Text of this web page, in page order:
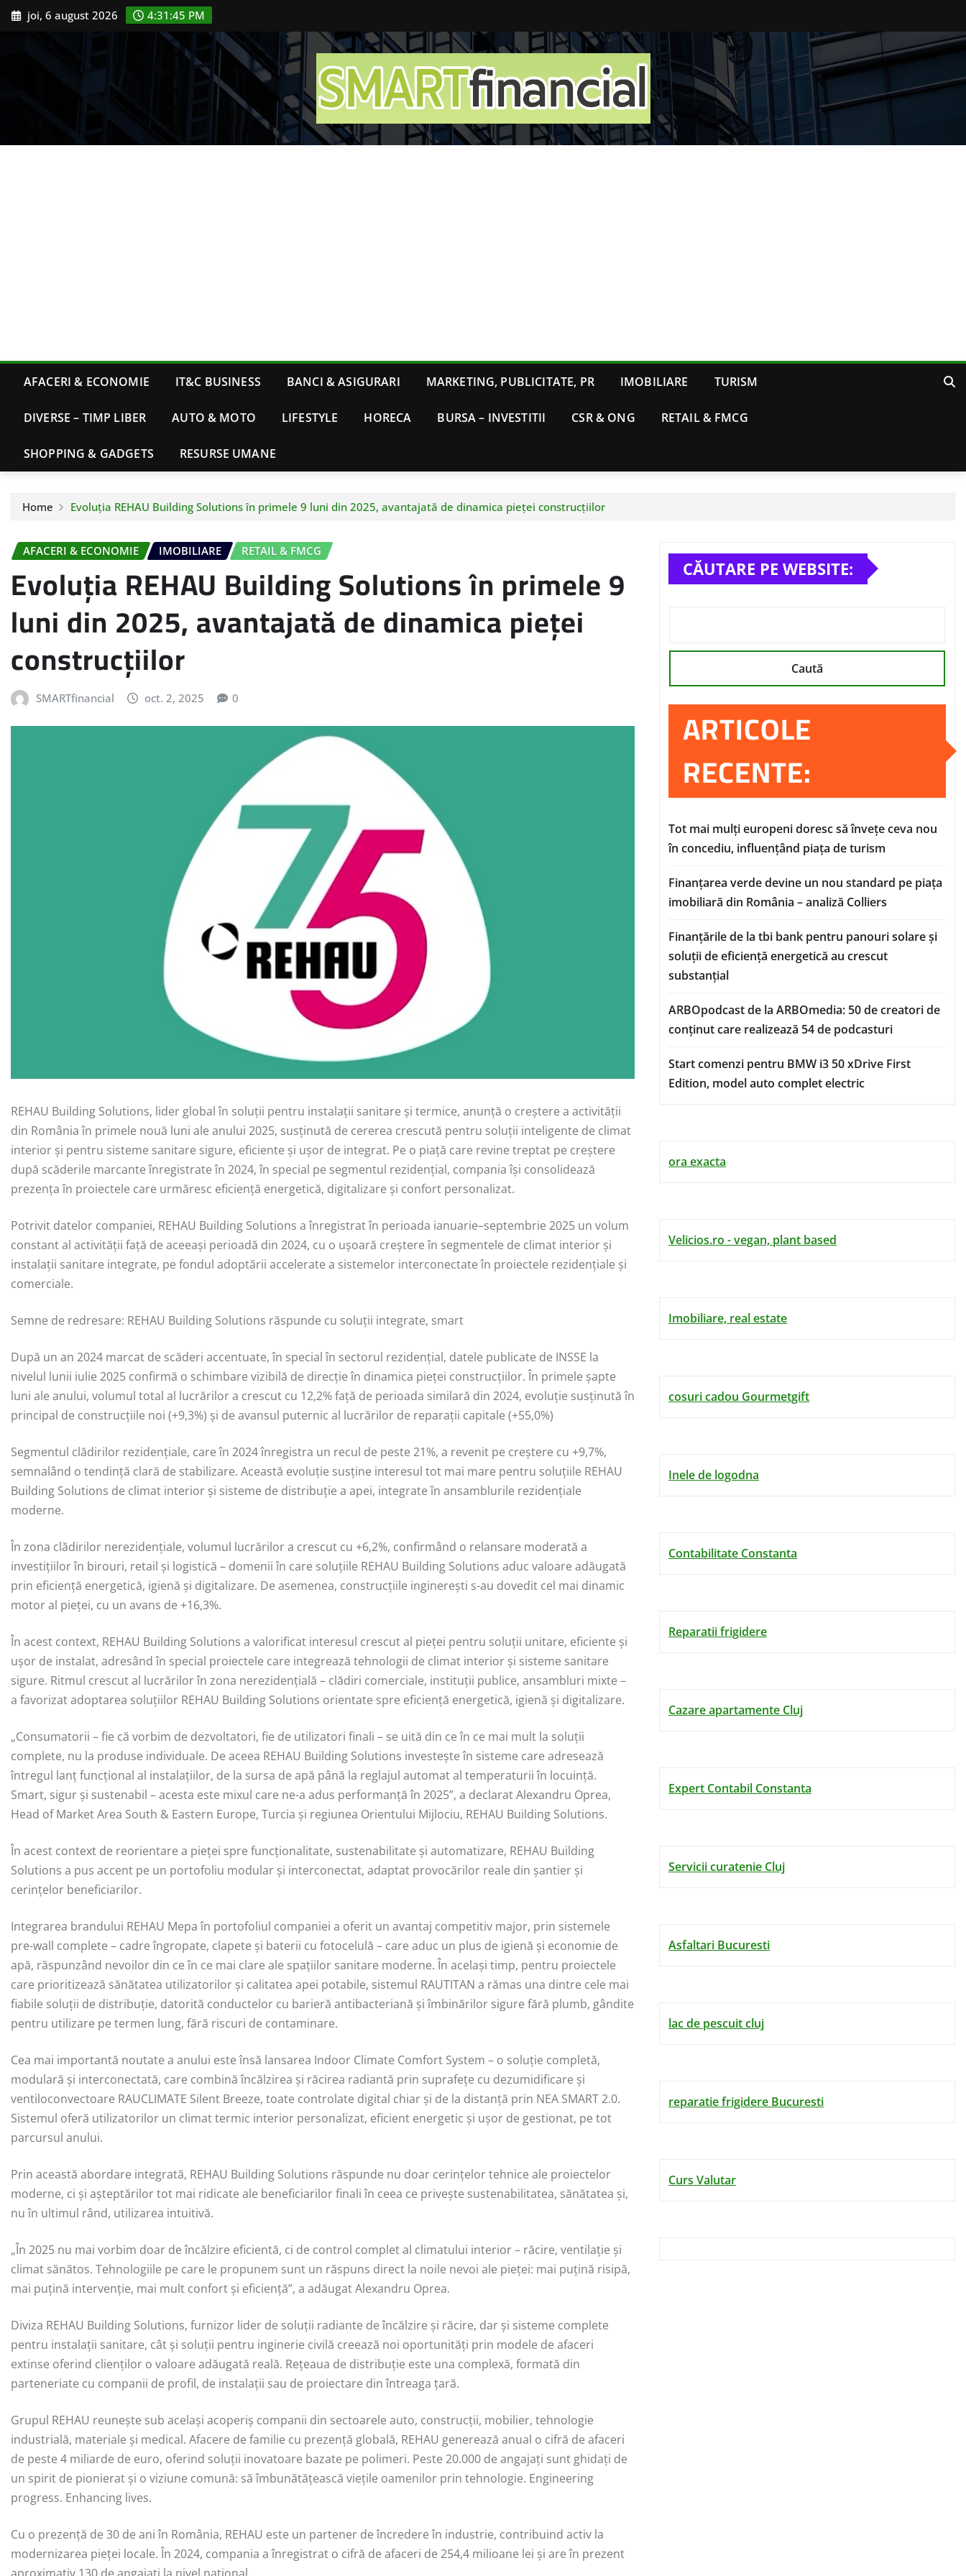
Skip joi, 6 august 2026 4:31:46 PM
AFACERI & ECONOMIE IT&C BUSINESS BANCI & ASIGURARI MARKETING, PUBLICITATE, PR IMOBILIARE TURISM
DIVERSE – TIMP LIBER AUTO & MOTO LIFESTYLE HORECA BURSA – INVESTITII CSR & ONG RETAIL & FMCG
SHOPPING & GADGETS RESURSE UMANE
Home Evoluția REHAU Building Solutions în primele 9 luni din 2025, avantajată de dinamica pieței construcțiilor
AFACERI & ECONOMIE IMOBILIARE RETAIL & FMCG
Evoluția REHAU Building Solutions în primele 9
luni din 2025, avantajată de dinamica pieței
construcțiilor
SMARTfinancial oct. 2, 2025 0
REHAU Building Solutions, lider global în soluții pentru instalații sanitare și termice, anunță o creștere a activității
din România în primele nouă luni ale anului 2025, susținută de cererea crescută pentru soluții inteligente de climat
interior și pentru sisteme sanitare sigure, eficiente și ușor de integrat. Pe o piață care revine treptat pe creștere
după scăderile marcante înregistrate în 2024, în special pe segmentul rezidențial, compania își consolidează
prezența în proiectele care urmăresc eficiență energetică, digitalizare și confort personalizat.
Potrivit datelor companiei, REHAU Building Solutions a înregistrat în perioada ianuarie–septembrie 2025 un volum
constant al activității față de aceeași perioadă din 2024, cu o ușoară creștere în segmentele de climat interior și
instalații sanitare integrate, pe fondul adoptării accelerate a sistemelor interconectate în proiectele rezidențiale și
comerciale.
Semne de redresare: REHAU Building Solutions răspunde cu soluții integrate, smart
După un an 2024 marcat de scăderi accentuate, în special în sectorul rezidențial, datele publicate de INSSE la
nivelul lunii iulie 2025 confirmă o schimbare vizibilă de direcție în dinamica pieței construcțiilor. În primele șapte
luni ale anului, volumul total al lucrărilor a crescut cu 12,2% față de perioada similară din 2024, evoluție susținută în
principal de construcțiile noi (+9,3%) și de avansul puternic al lucrărilor de reparații capitale (+55,0%)
Segmentul clădirilor rezidențiale, care în 2024 înregistra un recul de peste 21%, a revenit pe creștere cu +9,7%,
semnalând o tendință clară de stabilizare. Această evoluție susține interesul tot mai mare pentru soluțiile REHAU
Building Solutions de climat interior și sisteme de distribuție a apei, integrate în ansamblurile rezidențiale
moderne.
În zona clădirilor nerezidențiale, volumul lucrărilor a crescut cu +6,2%, confirmând o relansare moderată a
investițiilor în birouri, retail și logistică – domenii în care soluțiile REHAU Building Solutions aduc valoare adăugată
prin eficiență energetică, igienă și digitalizare. De asemenea, construcțiile inginerești s-au dovedit cel mai dinamic
motor al pieței, cu un avans de +16,3%.
În acest context, REHAU Building Solutions a valorificat interesul crescut al pieței pentru soluții unitare, eficiente și
ușor de instalat, adresând în special proiectele care integrează tehnologii de climat interior și sisteme sanitare
sigure. Ritmul crescut al lucrărilor în zona nerezidențială – clădiri comerciale, instituții publice, ansambluri mixte –
a favorizat adoptarea soluțiilor REHAU Building Solutions orientate spre eficiență energetică, igienă și digitalizare.
„Consumatorii – fie că vorbim de dezvoltatori, fie de utilizatori finali – se uită din ce în ce mai mult la soluții
complete, nu la produse individuale. De aceea REHAU Building Solutions investește în sisteme care adresează
întregul lanț funcțional al instalațiilor, de la sursa de apă până la reglajul automat al temperaturii în locuință.
Smart, sigur și sustenabil – acesta este mixul care ne-a adus performanță în 2025”, a declarat Alexandru Oprea,
Head of Market Area South & Eastern Europe, Turcia și regiunea Orientului Mijlociu, REHAU Building Solutions.
În acest context de reorientare a pieței spre funcționalitate, sustenabilitate și automatizare, REHAU Building
Solutions a pus accent pe un portofoliu modular și interconectat, adaptat provocărilor reale din șantier și
cerințelor beneficiarilor.
Integrarea brandului REHAU Mepa în portofoliul companiei a oferit un avantaj competitiv major, prin sistemele
pre-wall complete – cadre îngropate, clapete și baterii cu fotocelulă – care aduc un plus de igienă și economie de
apă, răspunzând nevoilor din ce în ce mai clare ale spațiilor sanitare moderne. În același timp, pentru proiectele
care prioritizează sănătatea utilizatorilor și calitatea apei potabile, sistemul RAUTITAN a rămas una dintre cele mai
fiabile soluții de distribuție, datorită conductelor cu barieră antibacteriană și îmbinărilor sigure fără plumb, gândite
pentru utilizare pe termen lung, fără riscuri de contaminare.
Cea mai importantă noutate a anului este însă lansarea Indoor Climate Comfort System – o soluție completă,
modulară și interconectată, care combină încălzirea și răcirea radiantă prin suprafețe cu dezumidificare și
ventiloconvectoare RAUCLIMATE Silent Breeze, toate controlate digital chiar și de la distanță prin NEA SMART 2.0.
Sistemul oferă utilizatorilor un climat termic interior personalizat, eficient energetic și ușor de gestionat, pe tot
parcursul anului.
Prin această abordare integrată, REHAU Building Solutions răspunde nu doar cerințelor tehnice ale proiectelor
moderne, ci și așteptărilor tot mai ridicate ale beneficiarilor finali în ceea ce privește sustenabilitatea, sănătatea și,
nu în ultimul rând, utilizarea intuitivă.
„În 2025 nu mai vorbim doar de încălzire eficientă, ci de control complet al climatului interior – răcire, ventilație și
climat sănătos. Tehnologiile pe care le propunem sunt un răspuns direct la noile nevoi ale pieței: mai puțină risipă,
mai puțină intervenție, mai mult confort și eficiență”, a adăugat Alexandru Oprea.
Diviza REHAU Building Solutions, furnizor lider de soluții radiante de încălzire și răcire, dar și sisteme complete
pentru instalații sanitare, cât și soluții pentru inginerie civilă creează noi oportunități prin modele de afaceri
extinse oferind clienților o valoare adăugată reală. Rețeaua de distribuție este una complexă, formată din
parteneriate cu companii de profil, de instalații sau de proiectare din întreaga țară.
Grupul REHAU reunește sub același acoperiș companii din sectoarele auto, construcții, mobilier, tehnologie
industrială, materiale și medical. Afacere de familie cu prezență globală, REHAU generează anual o cifră de afaceri
de peste 4 miliarde de euro, oferind soluții inovatoare bazate pe polimeri. Peste 20.000 de angajați sunt ghidați de
un spirit de pionierat și o viziune comună: să îmbunătățească viețile oamenilor prin tehnologie. Engineering
progress. Enhancing lives.
Cu o prezență de 30 de ani în România, REHAU este un partener de încredere în industrie, contribuind activ la
modernizarea pieței locale. În 2024, compania a înregistrat o cifră de afaceri de 254,4 milioane lei și are în prezent
aproximativ 130 de angajați la nivel național.
CĂUTARE PE WEBSITE:
Caută
ARTICOLE
RECENTE:
Tot mai mulți europeni doresc să învețe ceva nou
în concediu, influențând piața de turism
Finanțarea verde devine un nou standard pe piața
imobiliară din România – analiză Colliers
Finanțările de la tbi bank pentru panouri solare și
soluții de eficiență energetică au crescut
substanțial
ARBOpodcast de la ARBOmedia: 50 de creatori de
conținut care realizează 54 de podcasturi
Start comenzi pentru BMW i3 50 xDrive First
Edition, model auto complet electric
ora exacta
Velicios.ro - vegan, plant based
Imobiliare, real estate
cosuri cadou Gourmetgift
Inele de logodna
Contabilitate Constanta
Reparatii frigidere
Cazare apartamente Cluj
Expert Contabil Constanta
Servicii curatenie Cluj
Asfaltari Bucuresti
lac de pescuit cluj
reparatie frigidere Bucuresti
Curs Valutar